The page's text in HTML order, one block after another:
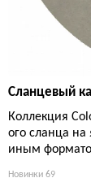
Сланцевый
Коллекция
ого сланца на
иным
Новинки 69